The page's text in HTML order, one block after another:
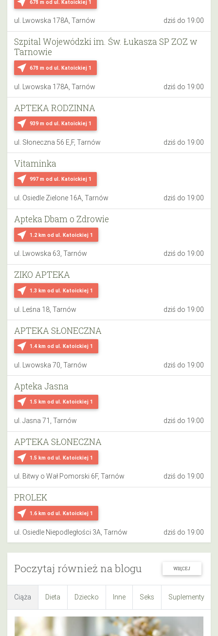
678 m od ul. Katoickiej 1
ul. Lwowska 178A, Tarnów dziś do 19:00
near_me 678 m od ul. Katoickiej 1
Szpital Wojewódzki im. Św. Łukasza SP ZOZ w
Tarnowie
ul. Lwowska 178A, Tarnów dziś do 19:00
near_me 939 m od ul. Katoickiej 1
APTEKA RODZINNA
ul. Słoneczna 56 E,F, Tarnów dziś do 19:00
near_me 997 m od ul. Katoickiej 1
Vitaminka
ul. Osiedle Zielone 16A, Tarnów dziś do 19:00
near_me 1.2 km od ul. Katoickiej 1
Apteka Dbam o Zdrowie
ul. Lwowska 63, Tarnów dziś do 19:00
near_me 1.3 km od ul. Katoickiej 1
ZIKO APTEKA
ul. Leśna 18, Tarnów dziś do 19:00
near_me 1.4 km od ul. Katoickiej 1
APTEKA SŁONECZNA
ul. Lwowska 70, Tarnów dziś do 19:00
near_me 1.5 km od ul. Katoickiej 1
Apteka Jasna
ul. Jasna 71, Tarnów dziś do 19:00
near_me 1.5 km od ul. Katoickiej 1
APTEKA SŁONECZNA
ul. Bitwy o Wał Pomorski 6F, Tarnów dziś do 19:00
near_me 1.6 km od ul. Katoickiej 1
PROLEK
ul. Osiedle Niepodległości 3A, Tarnów dziś do 19:00
Poczytaj również na blogu WIĘCEJ
Ciąża Dieta Dziecko Inne Seks Suplementy